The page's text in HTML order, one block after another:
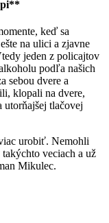
pi**
keď sa
na ulici a zjavne
jeden z policajtov
podľa našich
sebou dvere a
klopali na dvere,
tlačovej
urobiť. Nemohli
veciach a už
Mikulec.